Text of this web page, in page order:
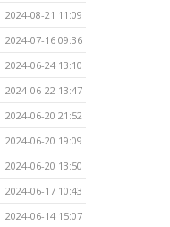
2024-08-21 11:09
2024-07-16 09:36
2024-06-24 13:10
2024-06-22 13:47
2024-06-20 21:52
2024-06-20 19:09
2024-06-20 13:50
2024-06-17 10:43
2024-06-14 15:07